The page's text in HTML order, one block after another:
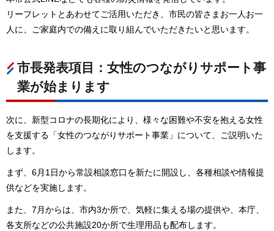
リーフレットとあわせてご活用いただき、市民の皆さまお一人お一
人に、ご家庭内での備えに取り組んでいただきたいと思います。
市長発表項目：女性のつながりサポート事
業が始まります
次に、新型コロナの長期化により、様々な困難や不安を抱える女性
を支援する「女性のつながりサポート事業」について、ご説明いた
します。
まず、6月1日から常設相談窓口を新たに開設し、各種相談や情報提
供などを実施します。
また、7月からは、市内3か所で、気軽に集える場の提供や、本庁、
各支所などの公共施設20か所で生理用品も配布します。